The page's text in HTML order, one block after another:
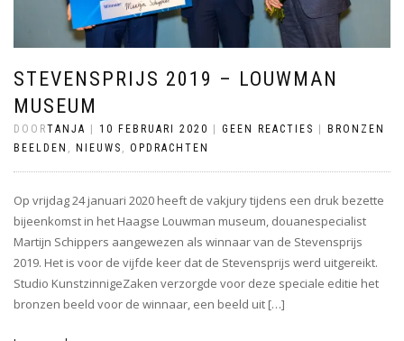
STEVENSPRIJS 2019 – LOUWMAN
MUSEUM
DOORTANJA | 10 FEBRUARI 2020 | GEEN REACTIES | BRONZEN
BEELDEN
NIEUWS OPDRACHTEN
Op vrijdag 24 januari 2020 heeft de vakjury tijdens een druk bezette
bijeenkomst in het Haagse Louwman museum, douanespecialist
Martijn Schippers aangewezen als winnaar van de Stevensprijs
2019. Het is voor de vijfde keer dat de Stevensprijs werd uitgereikt.
Studio KunstzinnigeZaken verzorgde voor deze speciale editie het
bronzen beeld voor de winnaar, een beeld uit […]